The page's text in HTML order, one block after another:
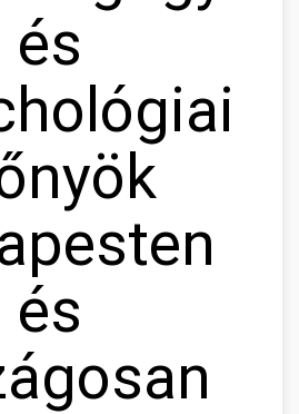
és
és